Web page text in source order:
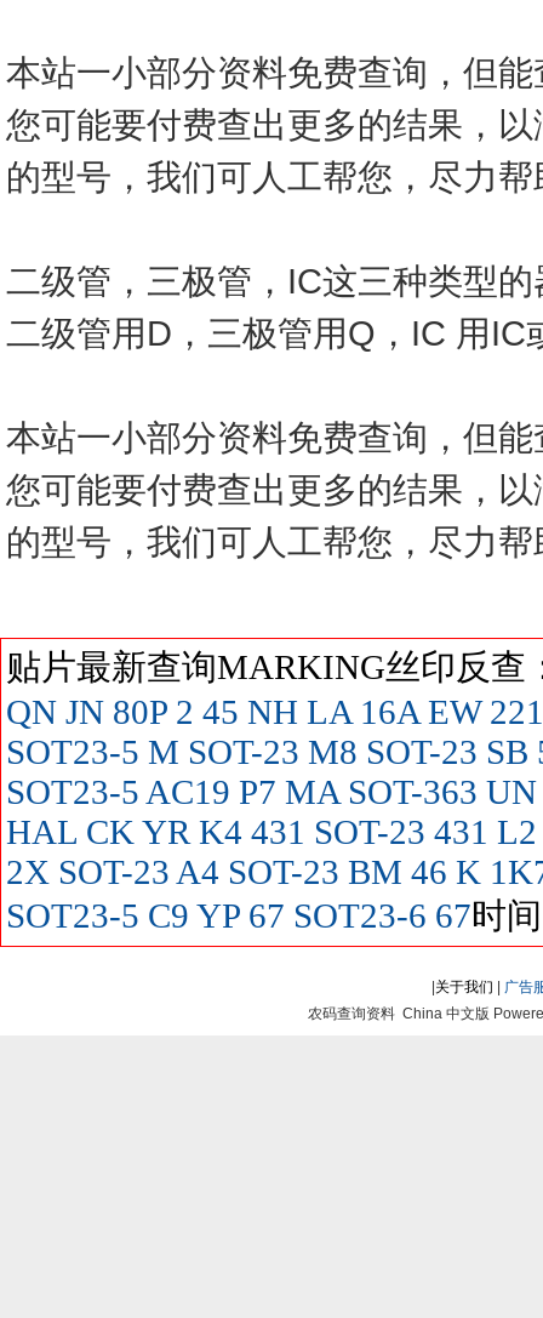
本站一小部分资料免费查询，但
您可能要付费查出更多的结果，
的型号，我们可人工帮您，尽力
二级管，三极管，IC这三种类型
二级管用D，三极管用Q，IC 用IC
本站一小部分资料免费查询，但
您可能要付费查出更多的结果，
的型号，我们可人工帮您，尽力
贴片最新查询MARKING丝印反
QN JN 80P 2 45 NH LA 16A EW221
SOT23-5 M SOT-23 M8 SOT-23 SB
SOT23-5 AC19 P7 MA SOT-363 UN
HAL CK YR K4 431 SOT-23 431 L2
2X SOT-23 A4 SOT-23 BM 46 K
SOT23-5 C9 YP 67 SOT23-6 67时
关于我们
广告
农码查询资料 China 中文版